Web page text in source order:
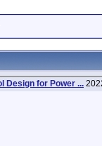
Design for Power ...